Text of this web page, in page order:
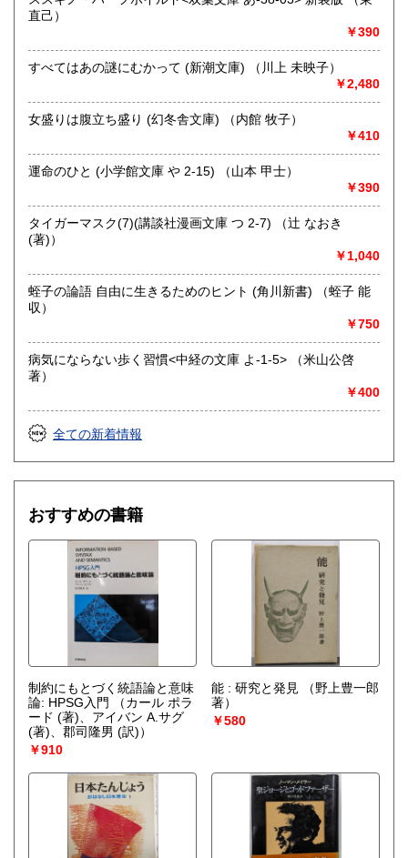
取り扱い分野
国書、サブカルチャー、古書一般（その他）
オールジャンル
直己）
￥390
すべてはあの謎にむかって (新潮文庫) （川上 未映子）
￥2,480
女盛りは腹立ち盛り (幻冬舎文庫) （内館 牧子）
￥410
運命のひと (小学館文庫 や 2-15) （山本 甲士）
￥390
タイガーマスク(7)(講談社漫画文庫 つ 2-7) （辻 なおき
(著)）
￥1,040
蛭子の論語 自由に生きるためのヒント (角川新書) （蛭子 能
収）
￥750
病気にならない歩く習慣<中経の文庫 よ-1-5> （米山公啓
著）
￥400
全ての新着情報
おすすめの書籍
制約にもとづく統語論と意味
論: HPSG入門
（カール ポラ
ード (著)、アイバン A.サグ
(著)、郡司隆男 (訳)）
￥910
能 : 研究と発見
（野上豊一郎
著）
￥580